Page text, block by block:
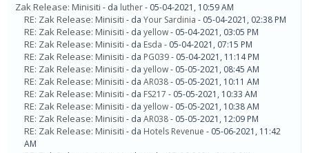
Zak Release: Minisiti - da luther- 05-04-2021, 10:59 AM
RE: Zak Release: Minisiti - da Your Sardinia - 05-04-2021, 02:38 PM
RE: Zak Release: Minisiti - da yellow- 05-04-2021, 03:05 PM
RE: Zak Release: Minisiti - da Esda - 05-04-2021, 07:15 PM
RE: Zak Release: Minisiti - da PG039- 05-04-2021, 11:14 PM
RE: Zak Release: Minisiti - da yellow- 05-05-2021, 08:45 AM
RE: Zak Release: Minisiti - da AR038- 05-05-2021, 10:11 AM
RE: Zak Release: Minisiti - da FS217 - 05-05-2021, 10:33 AM
RE: Zak Release: Minisiti - da yellow- 05-05-2021, 10:38 AM
RE: Zak Release: Minisiti - da AR038- 05-05-2021, 12:09 PM
RE: Zak Release: Minisiti - da Hotels Revenue - 05-06-2021, 11:42
AM